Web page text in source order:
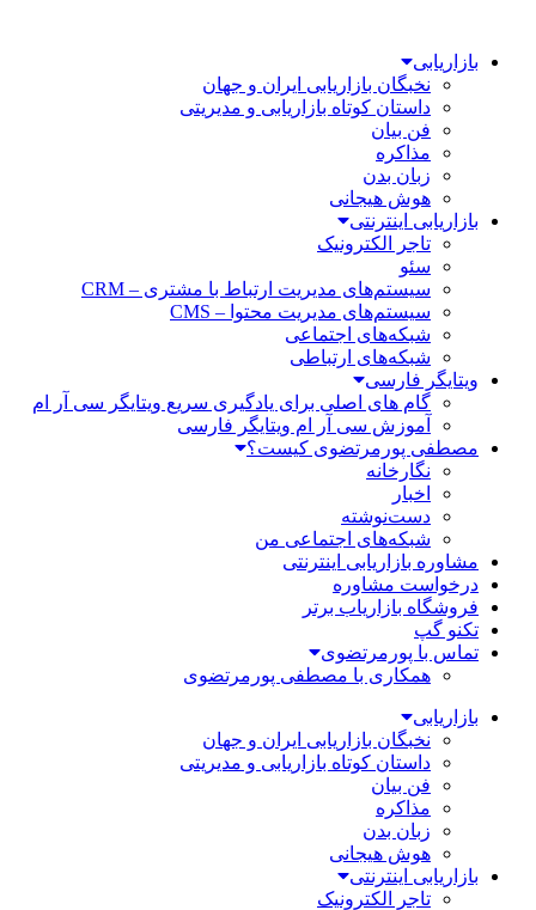
بازاریابی
نخبگان بازاریابی ایران و جهان
داستان کوتاه بازاریابی و مدیریتی
فن بیان
مذاکره
زبان بدن
هوش هیجانی
بازاریابی اینترنتی
تاجر الکترونیک
سئو
سیستم‌های مدیریت ارتباط با مشتری – CRM
سیستم‌های مدیریت محتوا – CMS
شبکه‌های اجتماعی
شبکه‌های ارتباطی
ویتایگر فارسی
گام های اصلی برای یادگیری سریع ویتایگر سی آر ام
آموزش سی آر ام ویتایگر فارسی
مصطفی پورمرتضوی کیست؟
نگارخانه
اخبار
دست‌نوشته
شبکه‌های اجتماعی من
مشاوره بازاریابی اینترنتی
درخواست مشاوره
فروشگاه بازاریاب برتر
تکنو گپ
تماس با پورمرتضوی
همکاری با مصطفی پورمرتضوی
بازاریابی
نخبگان بازاریابی ایران و جهان
داستان کوتاه بازاریابی و مدیریتی
فن بیان
مذاکره
زبان بدن
هوش هیجانی
بازاریابی اینترنتی
تاجر الکترونیک